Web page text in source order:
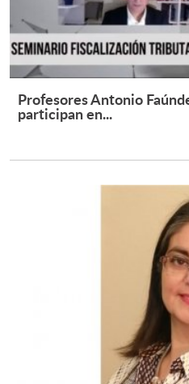
Profesores Antonio
participan en...